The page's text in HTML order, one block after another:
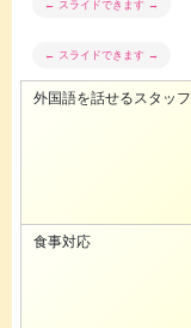
外国語を話せるスタッフ
食事対応